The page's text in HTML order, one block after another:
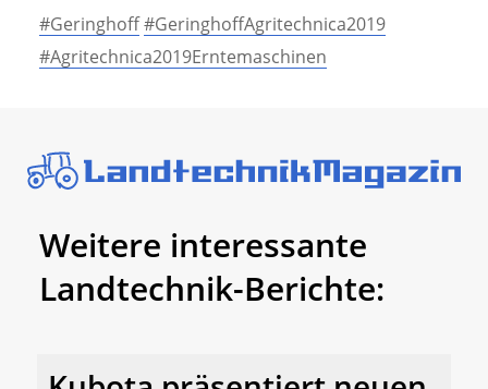
#Geringhoff#GeringhoffAgritechnica2019
#Agritechnica2019Erntemaschinen
Weitere interessante
Landtechnik-Berichte: